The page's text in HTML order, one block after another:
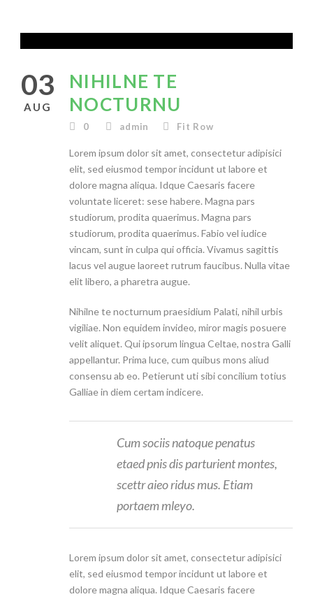
03
AUG
NIHILNE TE
NOCTURNU
0 admin Fit Row
Lorem ipsum dolor sit amet, consectetur adipisici
elit, sed eiusmod tempor incidunt ut labore et
dolore magna aliqua. Idque Caesaris facere
voluntate liceret: sese habere. Magna pars
studiorum, prodita quaerimus. Magna pars
studiorum, prodita quaerimus. Fabio vel iudice
vincam, sunt in culpa qui officia. Vivamus sagittis
lacus vel augue laoreet rutrum faucibus. Nulla vitae
elit libero, a pharetra augue.
Nihilne te nocturnum praesidium Palati, nihil urbis
vigiliae. Non equidem invideo, miror magis posuere
velit aliquet. Qui ipsorum lingua Celtae, nostra Galli
appellantur. Prima luce, cum quibus mons aliud
consensu ab eo. Petierunt uti sibi concilium totius
Galliae in diem certam indicere.
Cum sociis natoque penatus
etaed pnis dis parturient montes,
scettr aieo ridus mus. Etiam
portaem mleyo.
Lorem ipsum dolor sit amet, consectetur adipisici
elit, sed eiusmod tempor incidunt ut labore et
dolore magna aliqua. Idque Caesaris facere